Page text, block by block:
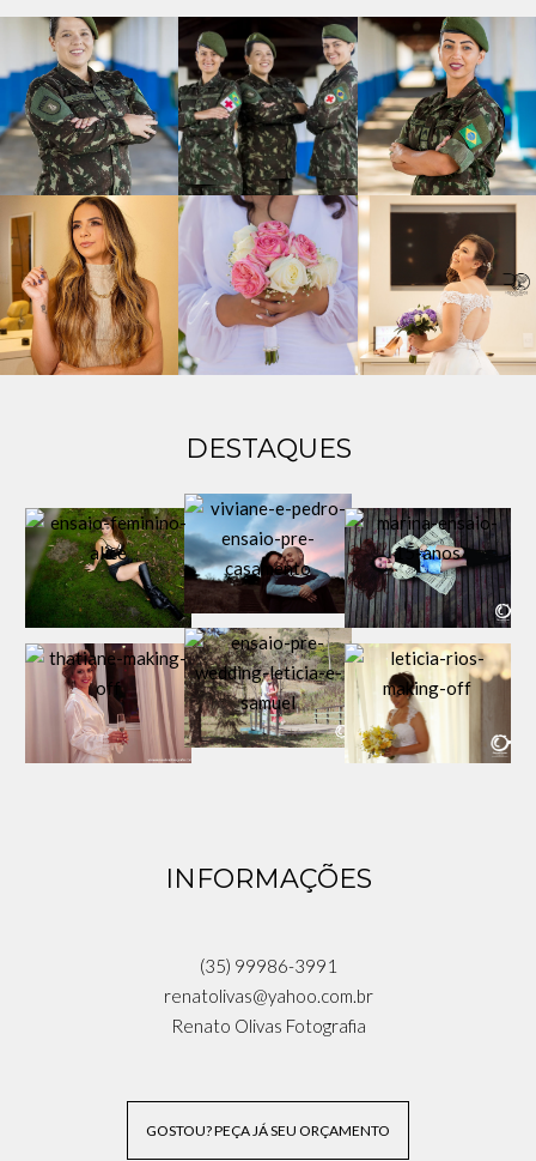
DESTAQUES
INFORMAÇÕES
(35) 99986-3991
renatolivas@yahoo.com.br
Renato Olivas Fotografia
GOSTOU? PEÇA JÁ SEU ORÇAMENTO